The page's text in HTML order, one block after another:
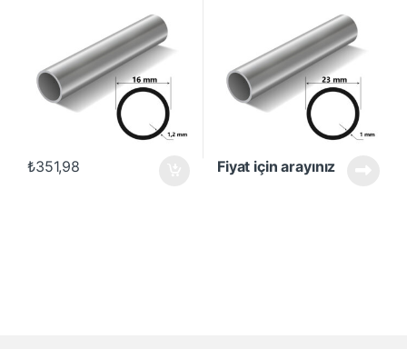
₺351,98 Fiyat için arayınız